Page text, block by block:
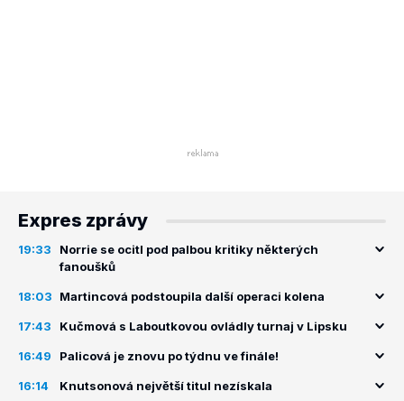
Expres zprávy
19:33
Norrie se ocitl pod palbou kritiky některých
fanoušků
18:03 Martincová podstoupila další operaci kolena
17:43 Kučmová s Laboutkovou ovládly turnaj v Lipsku
16:49 Palicová je znovu po týdnu ve finále!
16:14 Knutsonová největší titul nezískala